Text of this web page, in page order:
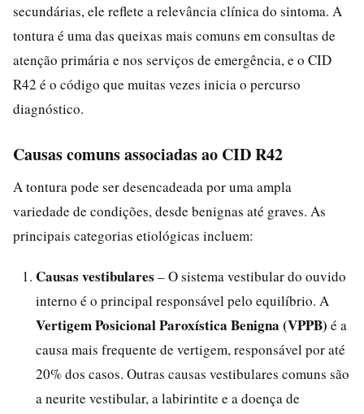
secundárias, ele reflete a relevância clínica do sintoma. A
tontura é uma das queixas mais comuns em consultas de
atenção primária e nos serviços de emergência, e o CID
R42 é o código que muitas vezes inicia o percurso
diagnóstico.
Causas comuns associadas ao CID R42
A tontura pode ser desencadeada por uma ampla
variedade de condições, desde benignas até graves. As
principais categorias etiológicas incluem:
Causas vestibulares – O sistema vestibular do ouvido
interno é o principal responsável pelo equilíbrio. A
Vertigem Posicional Paroxística Benigna (VPPB) é a
causa mais frequente de vertigem, responsável por até
20% dos casos. Outras causas vestibulares comuns são
a neurite vestibular, a labirintite e a doença de